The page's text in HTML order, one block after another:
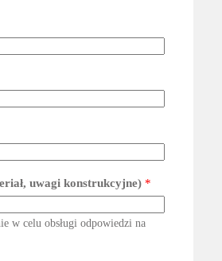
uwagi konstrukcyjne) *
w celu obsługi odpowiedzi na